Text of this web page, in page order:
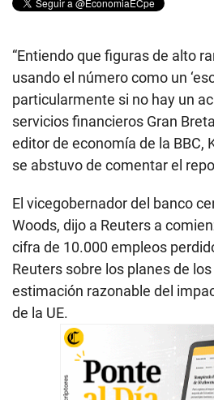
“Entiendo que figuras de alto
usando el número como un
particularmente si no hay un
servicios financieros Gran
editor de economía de la BBC,
se abstuvo de comentar el
El vicegobernador del banco
Woods, dijo a Reuters a
cifra de 10.000 empleos
Reuters sobre los planes de
estimación razonable del
de la UE.